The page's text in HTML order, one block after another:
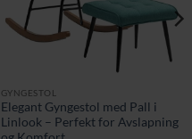
GYNGESTOL
Elegant Gyngestol med Pall i
Linlook – Perfekt for Avslapning